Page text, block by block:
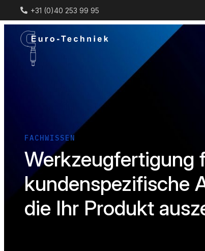
+31 (0)40 253 99 95
FACHWISSEN
Werkzeugfertigung
kundenspezifische
die Ihr Produkt